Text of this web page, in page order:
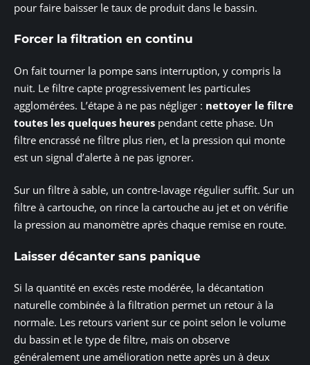
pour faire baisser le taux de produit dans le bassin.
Forcer la filtration en continu
On fait tourner la pompe sans interruption, y compris la
nuit. Le filtre capte progressivement les particules
agglomérées. L’étape à ne pas négliger : nettoyer le filtre
toutes les quelques heures pendant cette phase. Un
filtre encrassé ne filtre plus rien, et la pression qui monte
est un signal d’alerte à ne pas ignorer.
Sur un filtre à sable, un contre-lavage régulier suffit. Sur un
filtre à cartouche, on rince la cartouche au jet et on vérifie
la pression au manomètre après chaque remise en route.
Laisser décanter sans panique
Si la quantité en excès reste modérée, la décantation
naturelle combinée à la filtration permet un retour à la
normale. Les retours varient sur ce point selon le volume
du bassin et le type de filtre, mais on observe
généralement une amélioration nette après un à deux